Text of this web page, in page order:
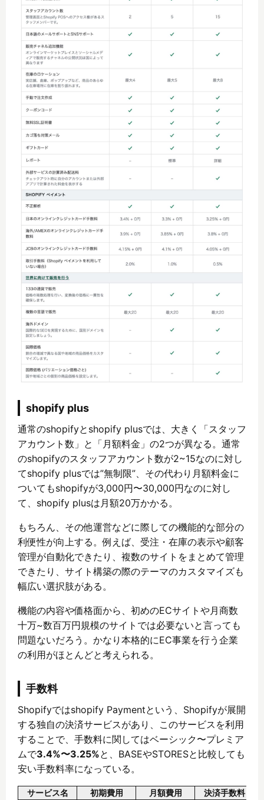
shopify plus
通常のshopifyとshopify plusでは、大きく「スタッフ
アカウント数」と「月額料金」の2つが異なる。通常
のshopifyのスタッフアカウント数が2~15なのに対し
てshopify plusでは”無制限”、その代わり月額料金に
ついてもshopifyが3,000円〜30,000円なのに対し
て、shopify plusは月額20万かかる。
もちろん、その他運営などに際しての機能的な部分の
利便性が向上する。例えば、受注・在庫の表示や顧客
管理が自動化できたり、複数のサイトをまとめて管理
できたり、サイト構築の際のテーマのカスタマイズも
幅広い選択肢がある。
機能の内容や価格面から、初めのECサイトや月商数
十万~数百万円規模のサイトでは必要ないと言っても
問題ないだろう。かなり本格的にEC事業を行う企業
の利用がほとんどと考えられる。
手数料
Shopifyではshopify Paymentという、Shopifyが展開
する独自の決済サービスがあり、このサービスを利用
することで、手数料に関してはベーシック〜プレミア
ムで3.4%〜3.25%と、BASEやSTORESと比較しても
安い手数料率になっている。
サービス名 初期費用 月額費用 決済手数料